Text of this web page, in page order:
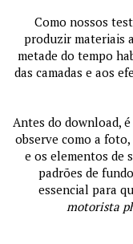
Como nossos
produzir materiais
metade do tempo
das camadas e aos
Antes do download,
observe como a
e os elementos de
padrões de
essencial para
motorista